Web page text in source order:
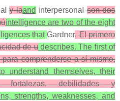
y laand interpersonalson dos
intelligence are two of the eight
thatGardner. El primero
de udescribes. The first of
para comprenderse a sí mismo,
understand themselves, their
fortalezas, debilidades y
strengths, weaknesses, and